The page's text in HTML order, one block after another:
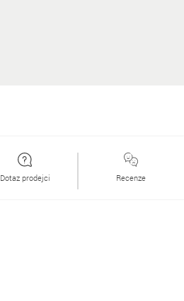
Dotaz prodejci Recenze